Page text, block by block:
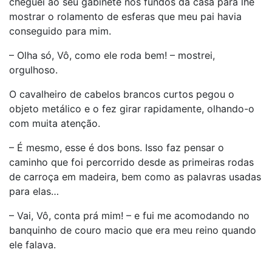
mostrar o rolamento de esferas que meu pai havia
conseguido para mim.
– Olha só, Vô, como ele roda bem! – mostrei,
orgulhoso.
O cavalheiro de cabelos brancos curtos pegou o
objeto metálico e o fez girar rapidamente, olhando-o
com muita atenção.
– É mesmo, esse é dos bons. Isso faz pensar o
caminho que foi percorrido desde as primeiras rodas
de carroça em madeira, bem como as palavras usadas
para elas…
– Vai, Vô, conta prá mim! – e fui me acomodando no
banquinho de couro macio que era meu reino quando
ele falava.